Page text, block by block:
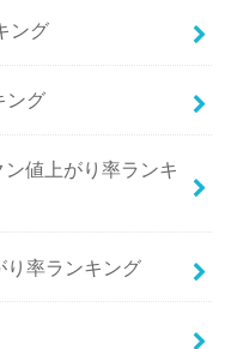
ング
ング
値上がり率ランキ
り率ランキング